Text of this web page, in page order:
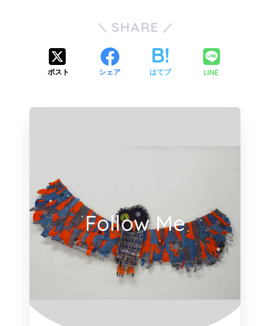
SHARE
ポスト シェア はてブ LINE
Follow Me